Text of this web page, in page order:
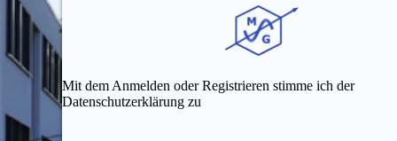
Mit dem Anmelden oder Registrieren stimme ich der
Datenschutzerklärung zu